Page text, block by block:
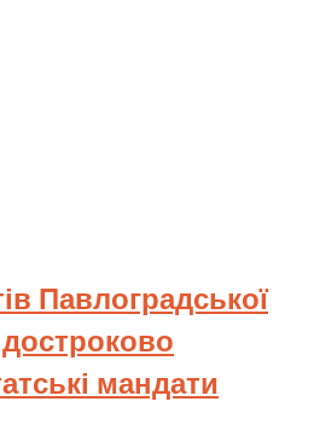
Павлоградської
мандати